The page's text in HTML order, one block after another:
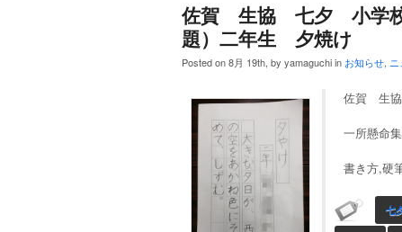
佐賀 生協 七夕 小学
題）二年生 夕焼け
Posted on 8月 19th, by yamaguchi in お知らせ, ニ
佐賀 生
一所懸命
書き方,硬
七